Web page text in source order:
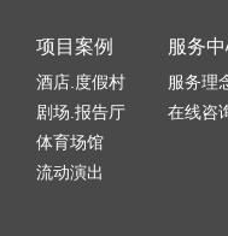
服务
服务理
在线咨
项目案例
酒店.度假村
剧场.报告厅
体育场馆
流动演出